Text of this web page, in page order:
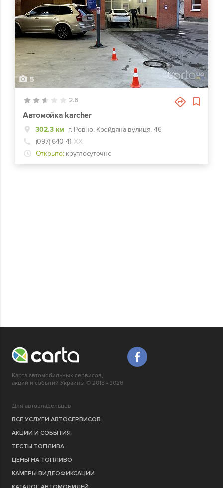
5
2.6
Автомойка karcher
302.3 км г. Ровно, Крейдяна вулиця, 46
(097) 640-41-ХХ
Открыто: круглосуточно
Карта автомобильных сервисов,
акций и событий Украины © 2018 - 2026
Для автовладельцев
ВСЕ УСЛУГИ АВТОСЕРВИСОВ
АКЦИИ И СОБЫТИЯ
ТЕСТЫ ТОПЛИВА
ЦЕНЫ НА ТОПЛИВО
КАМЕРЫ ВИДЕОФИКСАЦИИ